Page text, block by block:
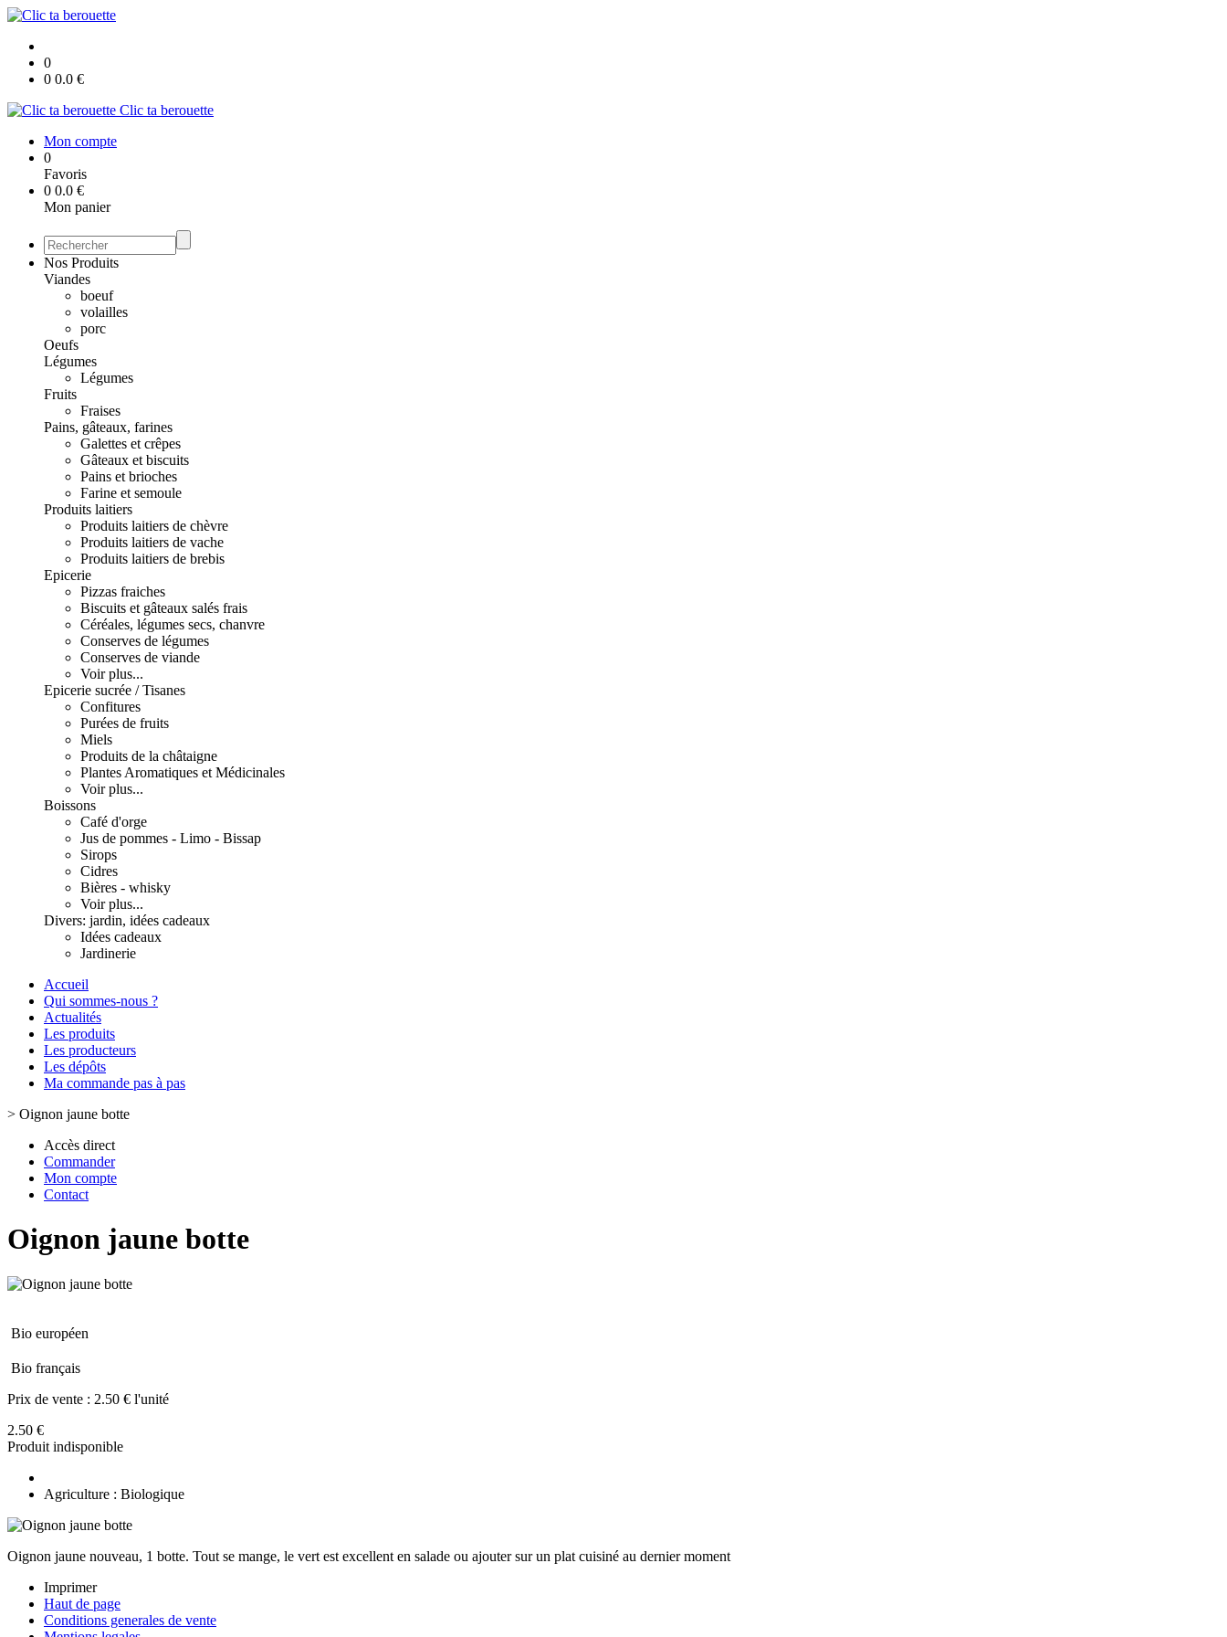
0
0 0.0 €
Clic ta berouette
Mon compte
0
Favoris
0 0.0 €
Mon panier
Nos Produits
Viandes
boeuf
volailles
porc
Oeufs
Légumes
Légumes
Fruits
Fraises
Pains, gâteaux, farines
Galettes et crêpes
Gâteaux et biscuits
Pains et brioches
Farine et semoule
Produits laitiers
Produits laitiers de chèvre
Produits laitiers de vache
Produits laitiers de brebis
Epicerie
Pizzas fraiches
Biscuits et gâteaux salés frais
Céréales, légumes secs, chanvre
Conserves de légumes
Conserves de viande
Voir plus...
Epicerie sucrée / Tisanes
Confitures
Purées de fruits
Miels
Produits de la châtaigne
Plantes Aromatiques et Médicinales
Voir plus...
Boissons
Café d'orge
Jus de pommes - Limo - Bissap
Sirops
Cidres
Bières - whisky
Voir plus...
Divers: jardin, idées cadeaux
Idées cadeaux
Jardinerie
Accueil
Qui sommes-nous ?
Actualités
Les produits
Les producteurs
Les dépôts
Ma commande pas à pas
> Oignon jaune botte
Accès direct
Commander
Mon compte
Contact
Oignon jaune botte
Bio européen
Bio français
Prix de vente : 2.50 € l'unité
2.50 €
Produit indisponible
Agriculture : Biologique
Oignon jaune nouveau, 1 botte. Tout se mange, le vert est excellent en salade ou ajouter sur un plat cuisiné au dernier moment
Imprimer
Haut de page
Conditions generales de vente